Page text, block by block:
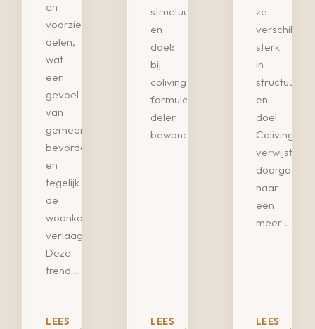
en
voorzieningen
delen,
wat
een
gevoel
van
gemeenschap
bevordert
en
tegelijk
de
woonkosten
verlaagt.
Deze
trend…
LEES
structuur
en
doel:
bij
coliving-
formules
delen
bewoners...
LEES
ze
verschillen
sterk
in
structuur
en
doel.
Coliving
verwijst
doorgaans
naar
een
meer…
LEES